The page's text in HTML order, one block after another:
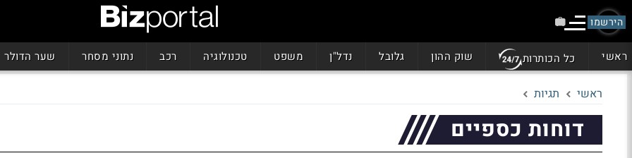
הירשמו
ראשי כל הכותרות שוק ההון גלובל נדל"ן משפט טכנולוגיה רכב נתוני מסחר שער הדולר
ראשי תגיות
דוחות כספיים